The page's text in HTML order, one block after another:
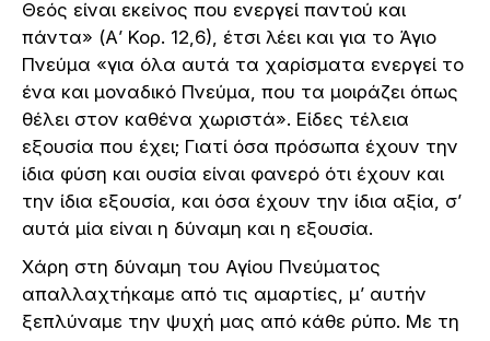
Θεός είναι εκείνος που ενεργεί παντού και
πάντα» (Α’ Κορ. 12,6), έτσι λέει και για το Άγιο
Πνεύμα «για όλα αυτά τα χαρίσματα ενεργεί το
ένα και μοναδικό Πνεύμα, που τα μοιράζει όπως
θέλει στον καθένα χωριστά». Είδες τέλεια
εξουσία που έχει; Γιατί όσα πρόσωπα έχουν την
ίδια φύση και ουσία είναι φανερό ότι έχουν και
την ίδια εξουσία, και όσα έχουν την ίδια αξία, σ’
αυτά μία είναι η δύναμη και η εξουσία.
Χάρη στη δύναμη του Αγίου Πνεύματος
απαλλαχτήκαμε από τις αμαρτίες, μ’ αυτήν
ξεπλύναμε την ψυχή μας από κάθε ρύπο. Με τη